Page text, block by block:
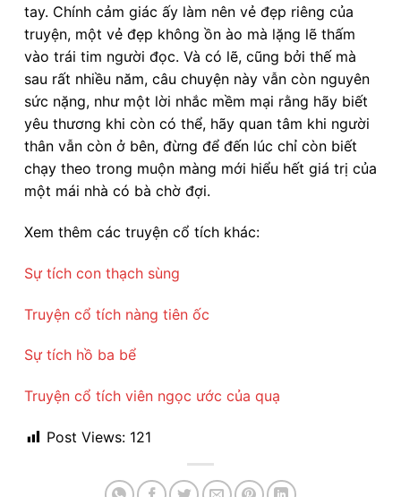
tay. Chính cảm giác ấy làm nên vẻ đẹp riêng của
truyện, một vẻ đẹp không ồn ào mà lặng lẽ thấm
vào trái tim người đọc. Và có lẽ, cũng bởi thế mà
sau rất nhiều năm, câu chuyện này vẫn còn nguyên
sức nặng, như một lời nhắc mềm mại rằng hãy biết
yêu thương khi còn có thể, hãy quan tâm khi người
thân vẫn còn ở bên, đừng để đến lúc chỉ còn biết
chạy theo trong muộn màng mới hiểu hết giá trị của
một mái nhà có bà chờ đợi.
Xem thêm các truyện cổ tích khác:
Sự tích con thạch sùng
Truyện cổ tích nàng tiên ốc
Sự tích hồ ba bể
Truyện cổ tích viên ngọc ước của quạ
Post Views: 121